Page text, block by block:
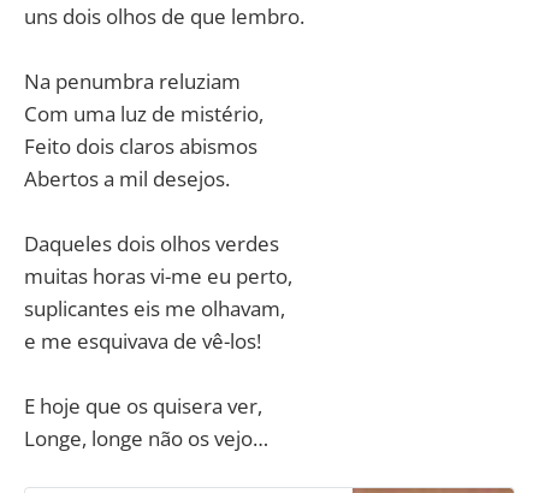
uns dois olhos de que lembro.
Na penumbra reluziam
Com uma luz de mistério,
Feito dois claros abismos
Abertos a mil desejos.
Daqueles dois olhos verdes
muitas horas vi-me eu perto,
suplicantes eis me olhavam,
e me esquivava de vê-los!
E hoje que os quisera ver,
Longe, longe não os vejo…